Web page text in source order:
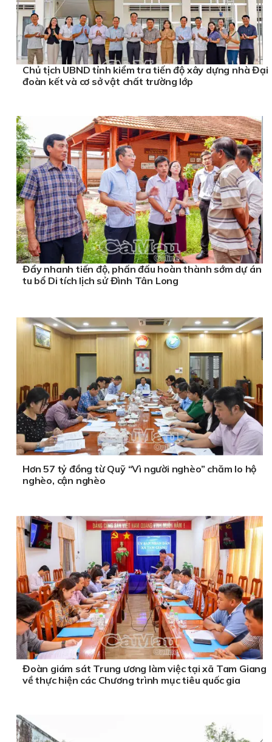
Chủ tịch UBND tỉnh kiểm tra tiến độ xây dựng nhà Đại
đoàn kết và cơ sở vật chất trường lớp
Đẩy nhanh tiến độ, phấn đấu hoàn thành sớm dự án
tu bổ Di tích lịch sử Đình Tân Long
Hơn 57 tỷ đồng từ Quỹ “Vì người nghèo” chăm lo hộ
nghèo, cận nghèo
Đoàn giám sát Trung ương làm việc tại xã Tam Giang
về thực hiện các Chương trình mục tiêu quốc gia